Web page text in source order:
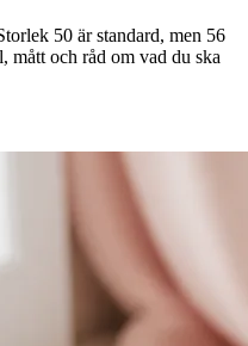
50 är standard, men 56
mått och råd om vad du ska